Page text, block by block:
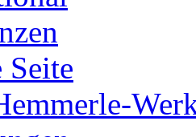
Seite